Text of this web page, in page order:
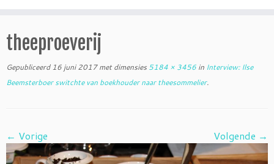
theeproeverij
Gepubliceerd 16 juni 2017met dimensies 5184 × 3456 in Interview: Ilse
Beemsterboer switchte van boekhouder naar theesommelier.
← Vorige Volgende →